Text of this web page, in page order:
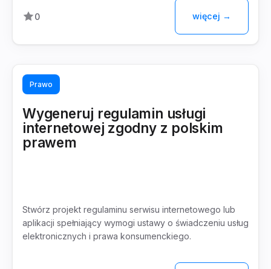
0 więcej →
Prawo
Wygeneruj regulamin usługi
internetowej zgodny z polskim
prawem
Stwórz projekt regulaminu serwisu internetowego lub
aplikacji spełniający wymogi ustawy o świadczeniu usług
elektronicznych i prawa konsumenckiego.